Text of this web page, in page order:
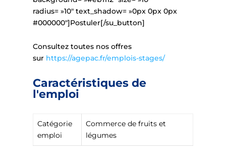
radius= »10″ text_shadow= »0px 0px 0px
#000000″]Postuler[/su_button]
Consultez toutes nos offres
sur https://agepac.fr/emplois-stages/
Caractéristiques de
l'emploi
Catégorie
emploi
Commerce de fruits et
légumes